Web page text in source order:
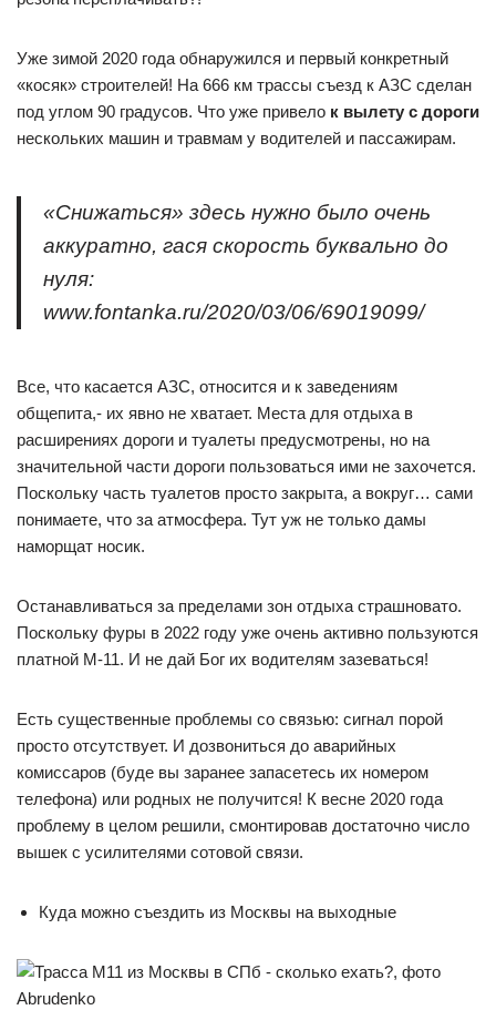
Уже зимой 2020 года обнаружился и первый конкретный
«косяк» строителей! На 666 км трассы съезд к АЗС сделан
под углом 90 градусов. Что уже привело к вылету с дороги
нескольких машин и травмам у водителей и пассажирам.
«Снижаться» здесь нужно было очень
аккуратно, гася скорость буквально до
нуля:
www.fontanka.ru/2020/03/06/69019099/
Все, что касается АЗС, относится и к заведениям
общепита,- их явно не хватает. Места для отдыха в
расширениях дороги и туалеты предусмотрены, но на
значительной части дороги пользоваться ими не захочется.
Поскольку часть туалетов просто закрыта, а вокруг… сами
понимаете, что за атмосфера. Тут уж не только дамы
наморщат носик.
Останавливаться за пределами зон отдыха страшновато.
Поскольку фуры в 2022 году уже очень активно пользуются
платной М-11. И не дай Бог их водителям зазеваться!
Есть существенные проблемы со связью: сигнал порой
просто отсутствует. И дозвониться до аварийных
комиссаров (буде вы заранее запасетесь их номером
телефона) или родных не получится! К весне 2020 года
проблему в целом решили, смонтировав достаточно число
вышек с усилителями сотовой связи.
Куда можно съездить из Москвы на выходные